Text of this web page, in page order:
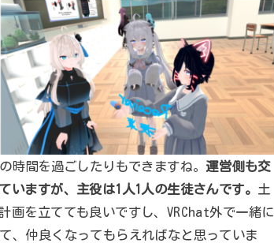
時間を過ごしたりもできますね。 運営側も交
ますが、主役は1人1人の生徒さんです。 土
画を立てても良いですし、VRChat外で一緒に
、仲良くなってもらえればなと思っていま